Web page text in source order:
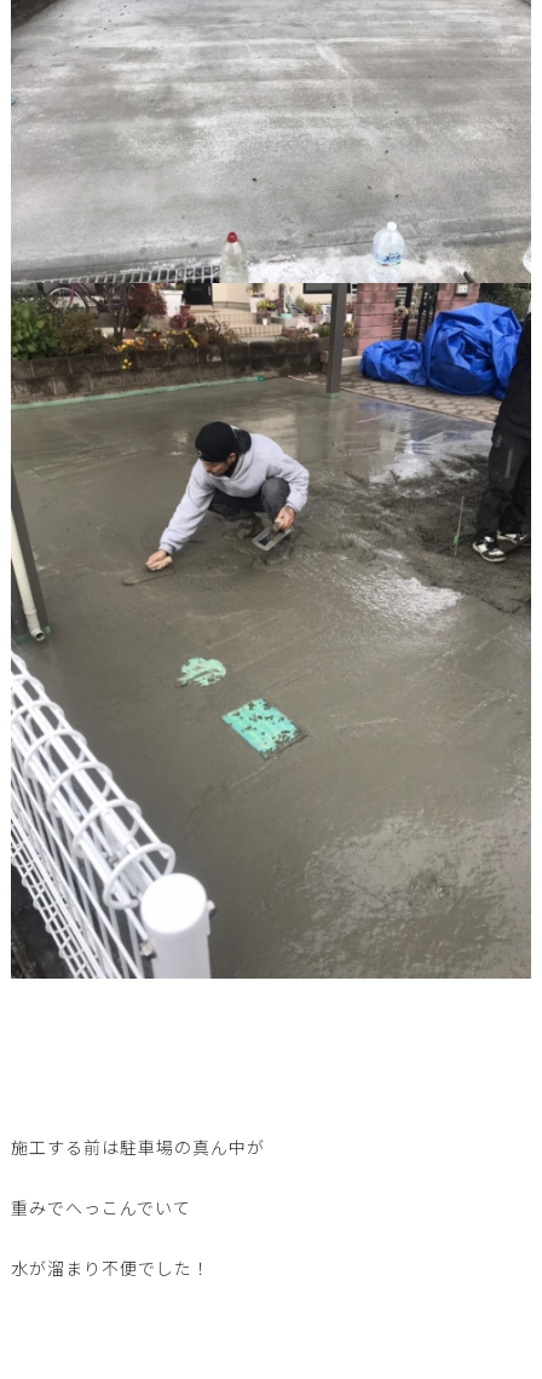
施工する前は駐車場の真ん中が
重みでへっこんでいて
水が溜まり不便でした！